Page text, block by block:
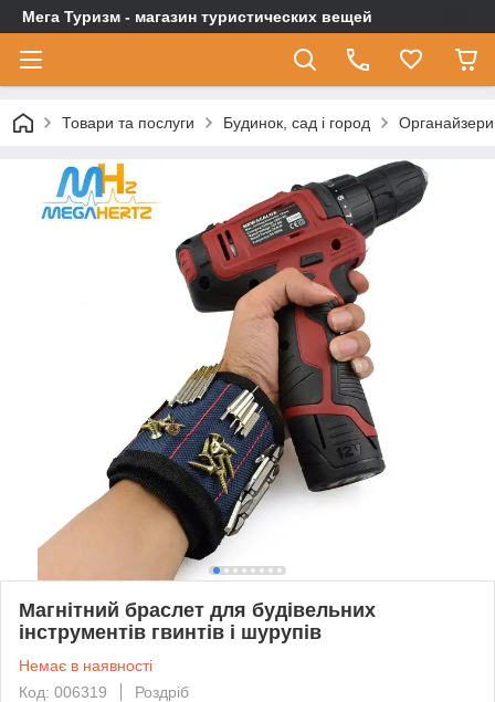
Мега Туризм - магазин туристических вещей
Товари та послуги Будинок, сад і город Органайзери
Магнітний браслет для будівельних
інструментів гвинтів і шурупів
Немає в наявності
Код: 006319
Роздріб